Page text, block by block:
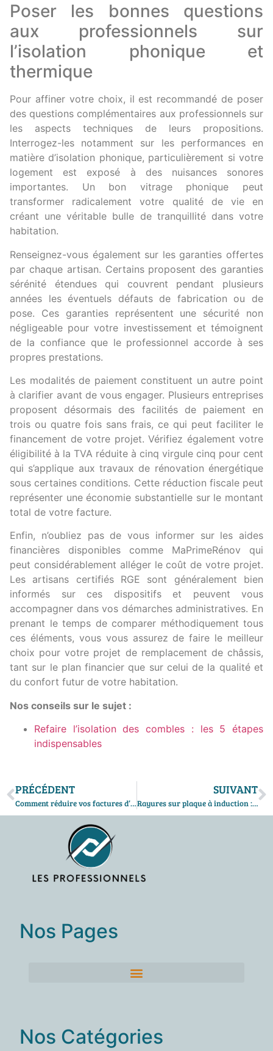
Poser les bonnes questions
aux professionnels sur
l’isolation phonique et
thermique
Pour affiner votre choix, il est recommandé de poser
des questions complémentaires aux professionnels sur
les aspects techniques de leurs propositions.
Interrogez-les notamment sur les performances en
matière d’isolation phonique, particulièrement si votre
logement est exposé à des nuisances sonores
importantes. Un bon vitrage phonique peut
transformer radicalement votre qualité de vie en
créant une véritable bulle de tranquillité dans votre
habitation.
Renseignez-vous également sur les garanties offertes
par chaque artisan. Certains proposent des garanties
sérénité étendues qui couvrent pendant plusieurs
années les éventuels défauts de fabrication ou de
pose. Ces garanties représentent une sécurité non
négligeable pour votre investissement et témoignent
de la confiance que le professionnel accorde à ses
propres prestations.
Les modalités de paiement constituent un autre point
à clarifier avant de vous engager. Plusieurs entreprises
proposent désormais des facilités de paiement en
trois ou quatre fois sans frais, ce qui peut faciliter le
financement de votre projet. Vérifiez également votre
éligibilité à la TVA réduite à cinq virgule cinq pour cent
qui s’applique aux travaux de rénovation énergétique
sous certaines conditions. Cette réduction fiscale peut
représenter une économie substantielle sur le montant
total de votre facture.
Enfin, n’oubliez pas de vous informer sur les aides
financières disponibles comme MaPrimeRénov qui
peut considérablement alléger le coût de votre projet.
Les artisans certifiés RGE sont généralement bien
informés sur ces dispositifs et peuvent vous
accompagner dans vos démarches administratives. En
prenant le temps de comparer méthodiquement tous
ces éléments, vous vous assurez de faire le meilleur
choix pour votre projet de remplacement de châssis,
tant sur le plan financier que sur celui de la qualité et
du confort futur de votre habitation.
Nos conseils sur le sujet :
Refaire l’isolation des combles : les 5 étapes
indispensables
PRÉCÉDENT
Comment réduire vos factures d’énergie avec la géothermie en Belgique
SUIVANT
Rayures sur plaque à induction : quelle technique choisir pour un résultat optimal
Nos Pages
Nos Catégories